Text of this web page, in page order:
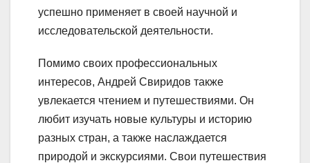
успешно применяет в своей научной и
исследовательской деятельности.
Помимо своих профессиональных
интересов, Андрей Свиридов также
увлекается чтением и путешествиями. Он
любит изучать новые культуры и историю
разных стран, а также наслаждается
природой и экскурсиями. Свои путешествия